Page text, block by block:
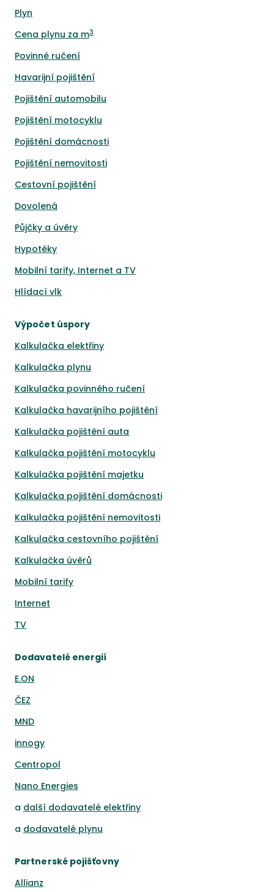
Plyn
Cena plynu za m3
Povinné ručení
Havarijní pojištění
Pojištění automobilu
Pojištění motocyklu
Pojištění domácnosti
Pojištění nemovitosti
Cestovní pojištění
Dovolená
Půjčky a úvěry
Hypotéky
Mobilní tarify, Internet a TV
Hlídací vlk
Výpočet úspory
Kalkulačka elektřiny
Kalkulačka plynu
Kalkulačka povinného ručení
Kalkulačka havarijního pojištění
Kalkulačka pojištění auta
Kalkulačka pojištění motocyklu
Kalkulačka pojištění majetku
Kalkulačka pojištění domácnosti
Kalkulačka pojištění nemovitosti
Kalkulačka cestovního pojištění
Kalkulačka úvěrů
Mobilní tarify
Internet
TV
Dodavatelé energií
E.ON
ČEZ
MND
innogy
Centropol
Nano Energies
a další dodavatelé elektřiny
a dodavatelé plynu
Partnerské pojišťovny
Allianz